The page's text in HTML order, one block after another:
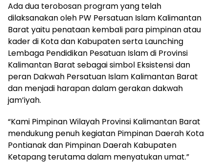
Ada dua terobosan program yang telah
dilaksanakan oleh PW Persatuan Islam Kalimantan
Barat yaitu penataan kembali para pimpinan atau
kader di Kota dan Kabupaten serta Launching
Lembaga Pendidikan Pesatuan Islam di Provinsi
Kalimantan Barat sebagai simbol Eksistensi dan
peran Dakwah Persatuan Islam Kalimantan Barat
dan menjadi harapan dalam gerakan dakwah
jam’iyah.
“Kami Pimpinan Wilayah Provinsi Kalimantan Barat
mendukung penuh kegiatan Pimpinan Daerah Kota
Pontianak dan Pimpinan Daerah Kabupaten
Ketapang terutama dalam menyatukan umat.”